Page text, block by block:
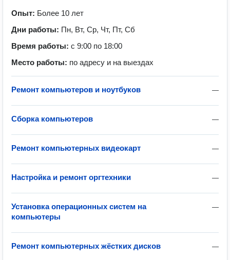
Опыт: Более 10 лет
Дни работы: Пн, Вт, Ср, Чт, Пт, Сб
Время работы: с 9:00 по 18:00
Место работы: по адресу и на выездах
—
Ремонт компьютеров и ноутбуков
—
Сборка компьютеров
—
Ремонт компьютерных видеокарт
—
Настройка и ремонт оргтехники
—
Установка операционных систем на
компьютеры
—
Ремонт компьютерных жёстких дисков